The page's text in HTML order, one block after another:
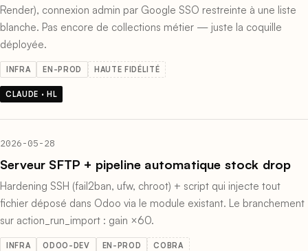
Render), connexion admin par Google SSO restreinte à une liste
blanche. Pas encore de collections métier — juste la coquille
déployée.
INFRA EN-PROD HAUTE FIDÉLITÉ
CLAUDE · HL
2026-05-28
Serveur SFTP + pipeline automatique stock drop
Hardening SSH (fail2ban, ufw, chroot) + script qui injecte tout
fichier déposé dans Odoo via le module existant. Le branchement
sur action_run_import : gain ×60.
INFRA ODOO-DEV EN-PROD COBRA